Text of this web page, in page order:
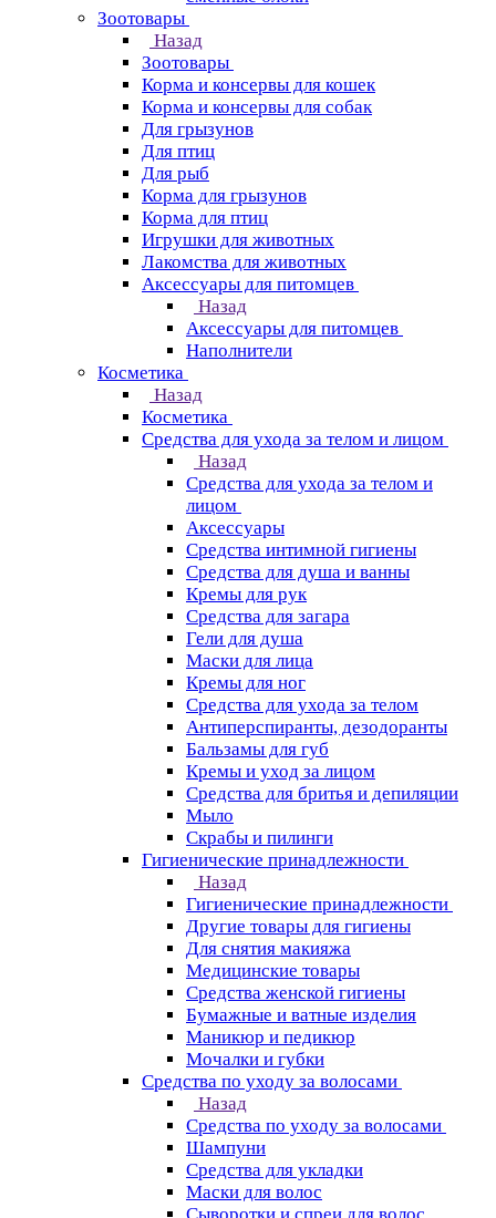
Зоотовары
Назад
Зоотовары
Корма и консервы для кошек
Корма и консервы для собак
Для грызунов
Для птиц
Для рыб
Корма для грызунов
Корма для птиц
Игрушки для животных
Лакомства для животных
Аксессуары для питомцев
Назад
Аксессуары для питомцев
Наполнители
Косметика
Назад
Косметика
Средства для ухода за телом и лицом
Назад
Средства для ухода за телом и
лицом
Аксессуары
Средства интимной гигиены
Средства для душа и ванны
Кремы для рук
Средства для загара
Гели для душа
Маски для лица
Кремы для ног
Средства для ухода за телом
Антиперспиранты, дезодоранты
Бальзамы для губ
Кремы и уход за лицом
Средства для бритья и депиляции
Мыло
Скрабы и пилинги
Гигиенические принадлежности
Назад
Гигиенические принадлежности
Другие товары для гигиены
Для снятия макияжа
Медицинские товары
Средства женской гигиены
Бумажные и ватные изделия
Маникюр и педикюр
Мочалки и губки
Средства по уходу за волосами
Назад
Средства по уходу за волосами
Шампуни
Средства для укладки
Маски для волос